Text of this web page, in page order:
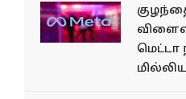
மெட்டா